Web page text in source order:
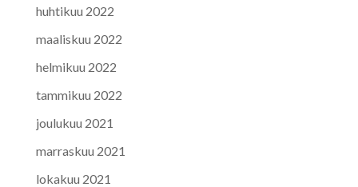
huhtikuu 2022
maaliskuu 2022
helmikuu 2022
tammikuu 2022
joulukuu 2021
marraskuu 2021
lokakuu 2021